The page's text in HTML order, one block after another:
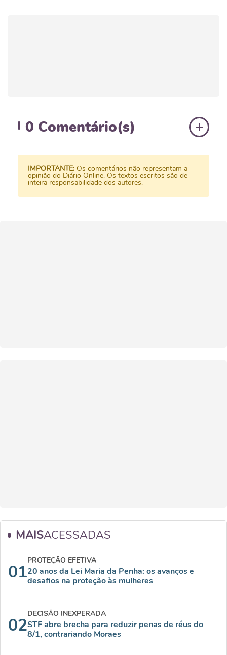
0 Comentário(s)
IMPORTANTE: Os comentários não representam a
opinião do Diário Online. Os textos escritos são de
inteira responsabilidade dos autores.
MAISACESSADAS
01
PROTEÇÃO EFETIVA
20 anos da Lei Maria da Penha: os avanços e
desafios na proteção às mulheres
02
DECISÃO INEXPERADA
STF abre brecha para reduzir penas de réus do
8/1, contrariando Moraes